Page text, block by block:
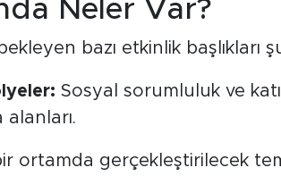
Neler Var?
bazı etkinlik başlıkları
Sosyal sorumluluk ve
ortamda gerçekleştirilecek